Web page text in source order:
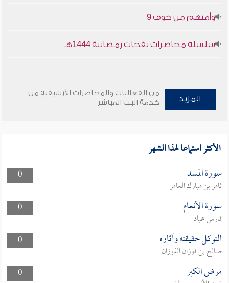
وأمنهم من خوف 9
سلسلة محاضرات نفحات رمضانية 1444هـ
المزيد
من الفعاليات والمحاضرات الأرشيفية من
خدمة البث المباشر
الأكثر استماعا لهذا الشهر
0 سورة المسد
ثامر بن مبارك العامر
0
سورة الأنعام
فارس عباد
0
التوكل حقيقته وآثاره
صالح بن فوزان الفوزان
0
مرض الكبر